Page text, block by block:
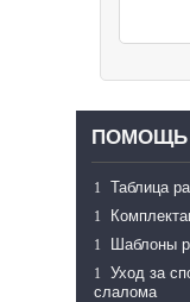
ПОМОЩЬ
Таблица
Шаблоны
Уход за
слалома